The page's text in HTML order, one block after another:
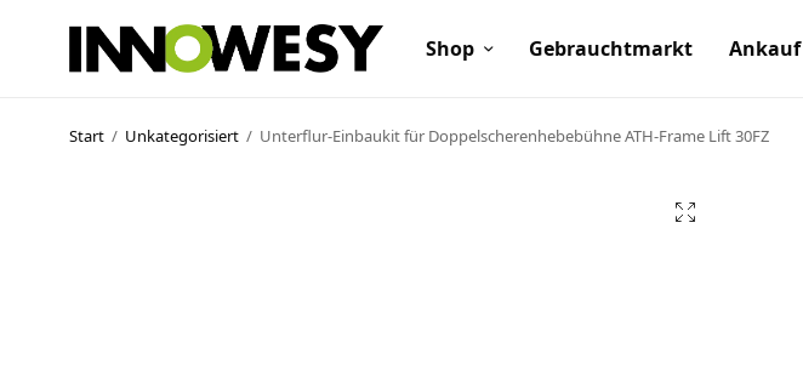
Shop Gebrauchtmarkt Ankauf
Start / Unkategorisiert / Unterflur-Einbaukit für Doppelscherenhebebühne ATH-Frame Lift 30FZ